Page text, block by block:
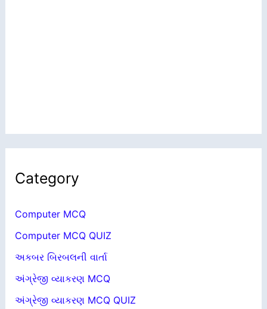
Category
Computer MCQ
Computer MCQ QUIZ
અકબર બિરબલની વાર્તા
અંગ્રેજી વ્યાકરણ MCQ
અંગ્રેજી વ્યાકરણ MCQ QUIZ